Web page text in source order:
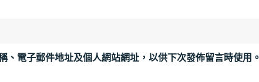
、電子郵件地址及個人網站網址，以供下次發佈留言時使用。